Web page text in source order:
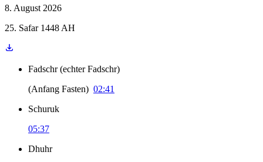
8. August 2026
25. Safar 1448 AH
Fadschr (echter Fadschr)
(Anfang Fasten) 02:41
Schuruk
05:37
Dhuhr